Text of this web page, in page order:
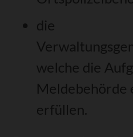
die
welche die
Meldebehörde
erfüllen.